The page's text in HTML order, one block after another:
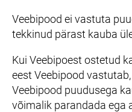
Veebipood ei vastuta
tekkinud pärast kauba
Kui Veebipoest ostetud
eest Veebipood
Veebipood puudusega
võimalik parandada ega